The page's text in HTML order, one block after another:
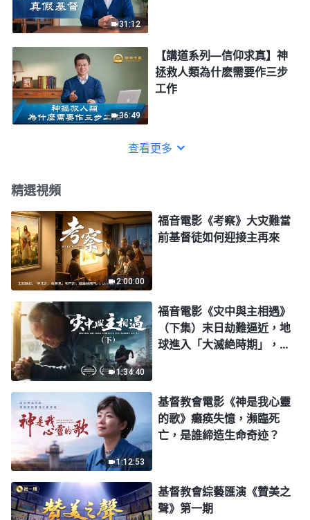
31:12
36:49
【講道系列—信仰求真】神
拯救人類為什麽需要作三步
工作
查看更多
精選視頻
2:00:00
福音電影《考察》大灾難當
前基督徒如何迎接主再來
1:34:40
福音電影《灾中與主相遇》
（下集）末日劫難逼近，地
球進入「大滅絶時期」，人
1:12:53
基督教會電影《神是我心靈
的歌》癱痪失憶，瀕臨死
亡，是誰締造生命奇迹？
基督教會綜藝匯演《贊美之
聲》第一期